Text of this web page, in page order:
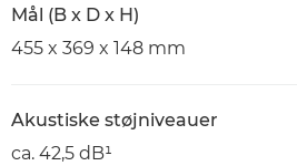
Mål (B x D x H)
455 x 369 x 148 mm
Akustiske støjniveauer
ca. 42,5 dB¹